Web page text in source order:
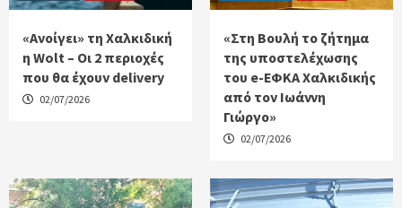
«Ανοίγει» τη Χαλκιδική
η Wolt – Οι 2 περιοχές
που θα έχουν delivery
02/07/2026
«Στη Βουλή το ζήτημα
της υποστελέχωσης
του e-ΕΦΚΑ Χαλκιδικής
από τον Ιωάννη
Γιώργο»
02/07/2026